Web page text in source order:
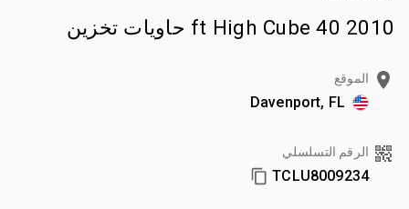
2010 40 ft High Cube حاويات تخزين
الموقع
Davenport, FL
الرقم التسلسلي
TCLU8009234